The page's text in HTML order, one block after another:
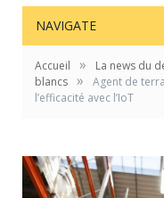
NAVIGATE
Accueil »
La news du
blancs »
Agent de
l’efficacité avec l’IoT